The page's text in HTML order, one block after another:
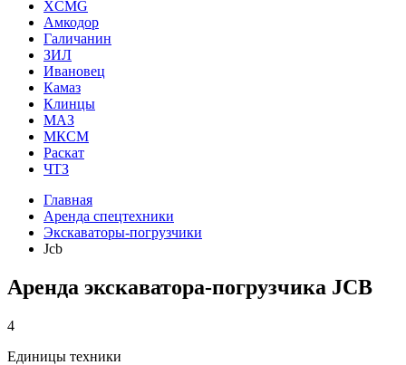
XCMG
Амкодор
Галичанин
ЗИЛ
Ивановец
Камаз
Клинцы
МАЗ
МКСМ
Раскат
ЧТЗ
Главная
Аренда спецтехники
Экскаваторы-погрузчики
Jcb
Аренда экскаватора-погрузчика JCB
4
Единицы техники